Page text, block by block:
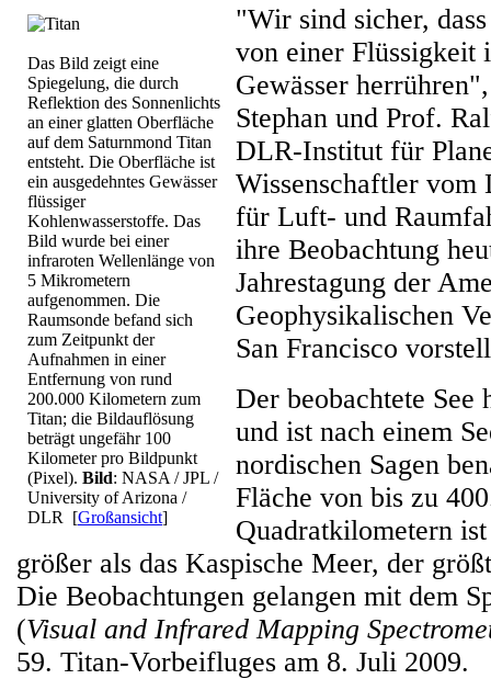
Das Bild zeigt eine
Spiegelung, die durch
Reflektion des Sonnenlichts
an einer glatten Oberfläche
auf dem Saturnmond Titan
entsteht. Die Oberfläche ist
ein ausgedehntes Gewässer
flüssiger
Kohlenwasserstoffe. Das
Bild wurde bei einer
infraroten Wellenlänge von
5 Mikrometern
aufgenommen. Die
Raumsonde befand sich
zum Zeitpunkt der
Aufnahmen in einer
Entfernung von rund
200.000 Kilometern zum
Titan; die Bildauflösung
beträgt ungefähr 100
Kilometer pro Bildpunkt
(Pixel). Bild: NASA / JPL /
University of Arizona /
DLR [Großansicht]
"Wir sind sicher,
von einer Flüssigkeit
Gewässer
Stephan und Prof.
DLR-Institut für
Wissenschaftler vom
für Luft- und
ihre Beobachtung
Jahrestagung der
Geophysikalischen
San Francisco
Der beobachtete
und ist nach einem
nordischen Sagen
Fläche von bis zu
Quadratkilometern
größer als das Kaspische Meer, der
Die Beobachtungen gelangen mit dem
(Visual and Infrared Mapping
59. Titan-Vorbeifluges am 8. Juli 2009.